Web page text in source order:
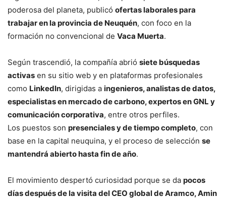
poderosa del planeta, publicó ofertas laborales para
trabajar en la provincia de Neuquén, con foco en la
formación no convencional de Vaca Muerta.
Según trascendió, la compañía abrió siete búsquedas
activas en su sitio web y en plataformas profesionales
como LinkedIn, dirigidas a ingenieros, analistas de datos,
especialistas en mercado de carbono, expertos en GNL y
comunicación corporativa, entre otros perfiles.
Los puestos son presenciales y de tiempo completo, con
base en la capital neuquina, y el proceso de selección se
mantendrá abierto hasta fin de año.
El movimiento despertó curiosidad porque se da pocos
días después de la visita del CEO global de Aramco, Amin